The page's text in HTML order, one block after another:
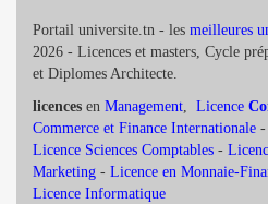
Portail universite.tn - les meilleures
2026 - Licences et masters, Cycle
et Diplomes Architecte.
licences en Management, Licence
Commerce et Finance Internationale -
Licence Sciences Comptables -
Marketing - Licence en Monnaie-
Licence Informatique